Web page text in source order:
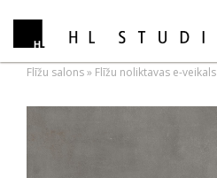
Flīžu salons» Flīžu noliktavas e-veikals